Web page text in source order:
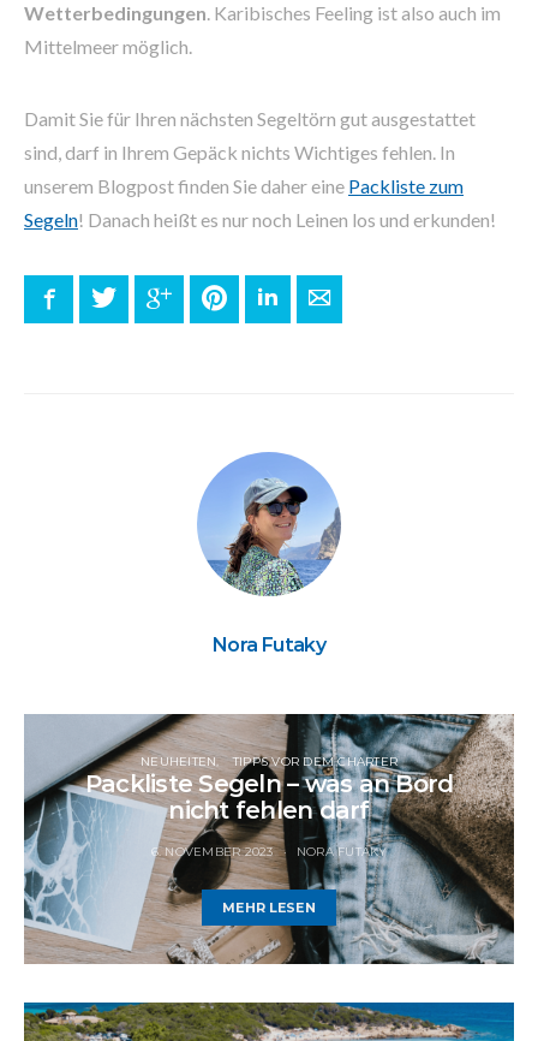
Wetterbedingungen. Karibisches Feeling ist also auch im
Mittelmeer möglich.
Damit Sie für Ihren nächsten Segeltörn gut ausgestattet
sind, darf in Ihrem Gepäck nichts Wichtiges fehlen. In
unserem Blogpost finden Sie daher eine Packliste zum
Segeln! Danach heißt es nur noch Leinen los und erkunden!
FacebookTwitter Google+ PinterestLinkedInE-mail
Nora Futaky
NEUHEITEN TIPPS VOR DEM CHARTER
Packliste Segeln – was an Bord
nicht fehlen darf
6. NOVEMBER 2023 NORA FUTAKY
MEHR LESEN